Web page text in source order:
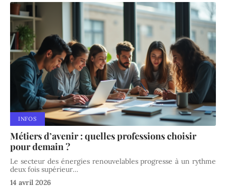
INFOS
Métiers d’avenir : quelles professions choisir
pour demain ?
Le secteur des énergies renouvelables progresse à un rythme
deux fois supérieur…
14 avril 2026